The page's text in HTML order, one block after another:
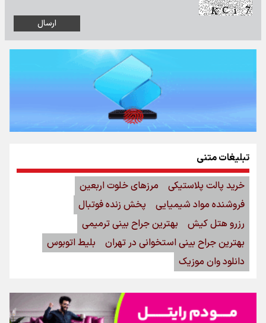
تبلیغات متنی
خرید پالت پلاستیکی
مرزهای خلوت اربعین
فروشنده مواد شیمیایی
پخش زنده فوتبال
رزرو هتل کیش
بهترین جراح بینی ترمیمی
بهترین جراح بینی استخوانی در تهران
بلیط اتوبوس
دانلود وان موزیک